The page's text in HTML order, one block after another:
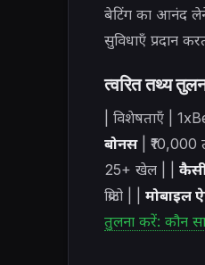
बेटिंग का आनंद
सुविधाएँ प्रदान
त्वरित तथ्य
| विशेषताएँ
बोनस| ₹10,000
25+ खेल | |
क्रिप्टो | | मोबाइल
तुलना करें: कौन